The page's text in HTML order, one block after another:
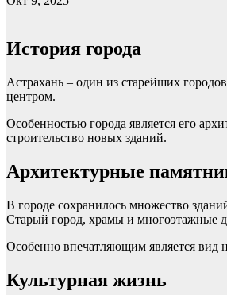
История города
Астрахань – один из старейших
центром.
Особенностью города является его
строительство новых зданий.
Архитектурные
В городе сохранилось множество
Старый город, храмы и многоэтажные
Особенно впечатляющим является вид
Культурная жизнь